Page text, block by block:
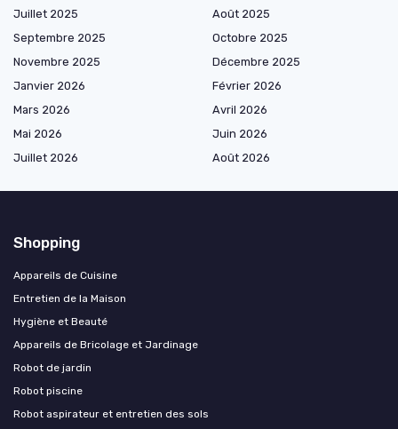
Juillet 2025
Août 2025
Septembre 2025
Octobre 2025
Novembre 2025
Décembre 2025
Janvier 2026
Février 2026
Mars 2026
Avril 2026
Mai 2026
Juin 2026
Juillet 2026
Août 2026
Shopping
Appareils de Cuisine
Entretien de la Maison
Hygiène et Beauté
Appareils de Bricolage et Jardinage
Robot de jardin
Robot piscine
Robot aspirateur et entretien des sols